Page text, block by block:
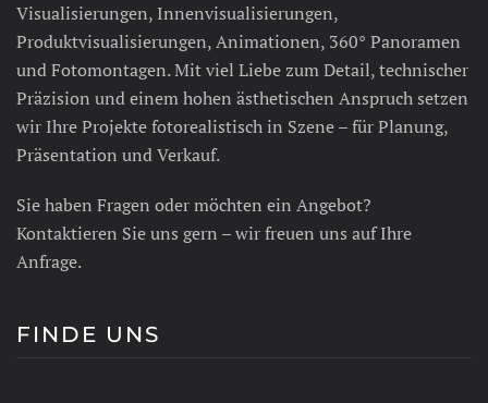
Visualisierungen, Innenvisualisierungen,
Produktvisualisierungen, Animationen, 360° Panoramen
und Fotomontagen. Mit viel Liebe zum Detail, technischer
Präzision und einem hohen ästhetischen Anspruch setzen
wir Ihre Projekte fotorealistisch in Szene – für Planung,
Präsentation und Verkauf.
Sie haben Fragen oder möchten ein Angebot?
Kontaktieren Sie uns gern – wir freuen uns auf Ihre
Anfrage.
FINDE UNS